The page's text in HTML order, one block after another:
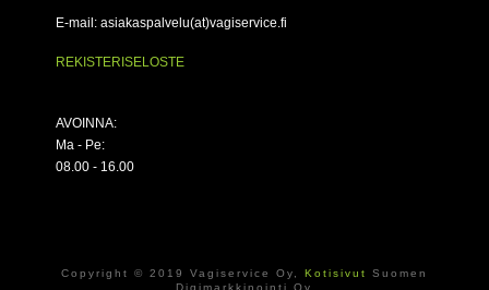
E-mail: asiakaspalvelu(at)vagiservice.fi
REKISTERISELOSTE
AVOINNA:
Ma - Pe:
08.00 - 16.00
Copyright © 2019 Vagiservice Oy, Kotisivut
Suomen
Digimarkkinointi Oy